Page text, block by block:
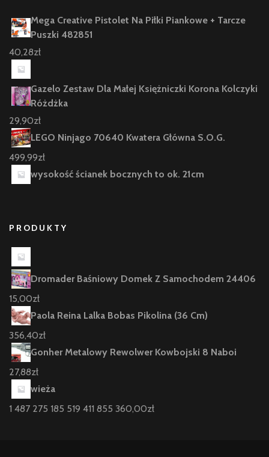
Mega Creative Pistolet Na Piłki Piankowe + Tarcze
Puszki 482851
40,28zł
Gazelo Zestaw Dla Małej Księżniczki Korona Kolczyki
Różdżka
29,90zł
LEGO Ninjago 70640 Kwatera Główna S.O.G.
499,99zł
wysokość ścianek bocznych to ok. 21cm
PRODUKTY
Dromader Baśniowy Domek Z Samochodem 24406
15,00zł
Paola Reina Lalka Bobas Pikolina (36 Cm)
356,40zł
Gonher Metalowy Rewolwer Kowbojski 8 Naboi
27,88zł
wieża
1 487 275 185 519 411 855 360,00zł